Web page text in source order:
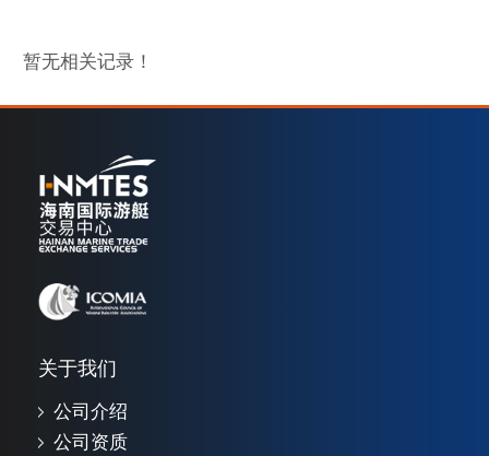
暂无相关记录！
关于我们
公司介绍
公司资质